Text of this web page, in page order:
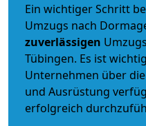
Ein wichtiger Schritt
Umzugs nach
zuverlässigen
Tübingen. Es ist
Unternehmen über
und Ausrüstung
erfolgreich